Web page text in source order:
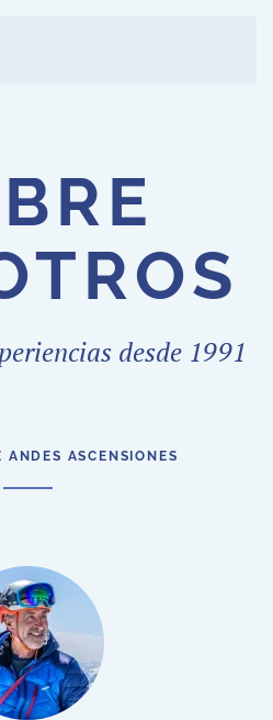
desde 1991
ANDES ASCENSIONES